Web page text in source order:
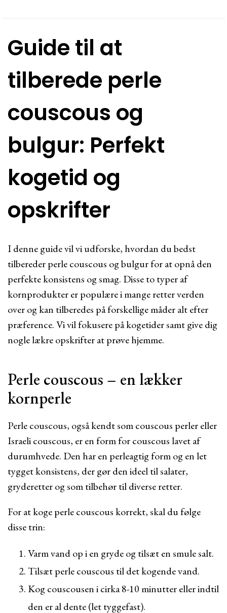
Guide til at
tilberede perle
couscous og
bulgur: Perfekt
kogetid og
opskrifter
I denne guide vil vi udforske, hvordan du bedst
tilbereder perle couscous og bulgur for at opnå den
perfekte konsistens og smag. Disse to typer af
kornprodukter er populære i mange retter verden
over og kan tilberedes på forskellige måder alt efter
præference. Vi vil fokusere på kogetider samt give dig
nogle lækre opskrifter at prøve hjemme.
Perle couscous – en lækker
kornperle
Perle couscous, også kendt som couscous perler eller
Israeli couscous, er en form for couscous lavet af
durumhvede. Den har en perleagtig form og en let
tygget konsistens, der gør den ideel til salater,
gryderetter og som tilbehør til diverse retter.
For at koge perle couscous korrekt, skal du følge
disse trin:
Varm vand op i en gryde og tilsæt en smule salt.
Tilsæt perle couscous til det kogende vand.
Kog couscousen i cirka 8-10 minutter eller indtil
den er al dente (let tyggefast).